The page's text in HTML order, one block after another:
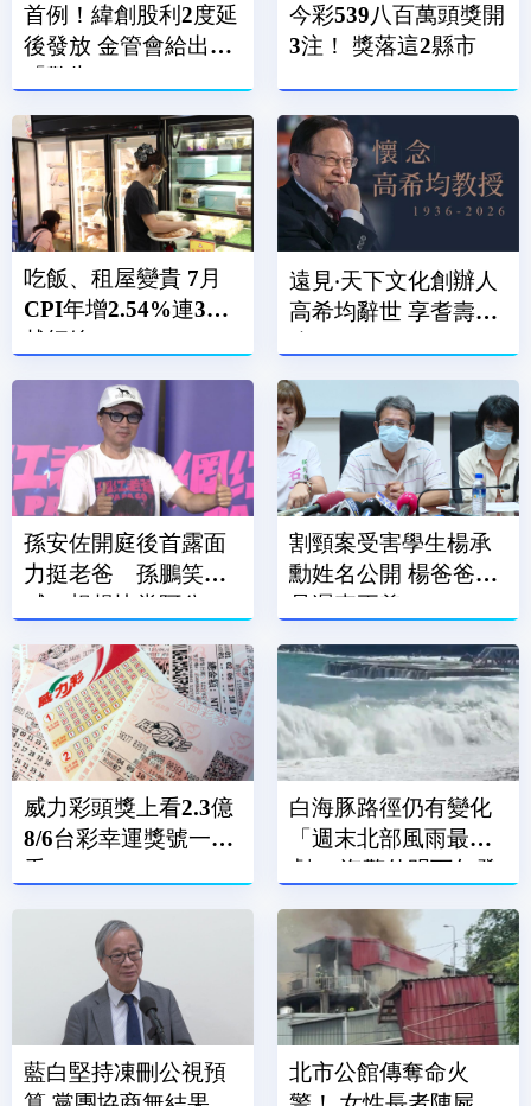
首例！緯創股利2度延
後發放 金管會給出
「警告」
今彩539八百萬頭獎開
3注！ 獎落這2縣市
吃飯、租屋變貴 7月
CPI年增2.54%連3月
越紅線
遠見‧天下文化創辦人
高希均辭世 享耆壽90
孫安佐開庭後首露面
力挺老爸 孫鵬笑
喊：想趕快當阿公
割頸案受害學生楊承
勳姓名公開 楊爸爸：
是遲來正義
威力彩頭獎上看2.3億
8/6台彩幸運獎號一次
看
白海豚路徑仍有變化
「週末北部風雨最
劇」 海警估明下午發
藍白堅持凍刪公視預
北市公館傳奪命火